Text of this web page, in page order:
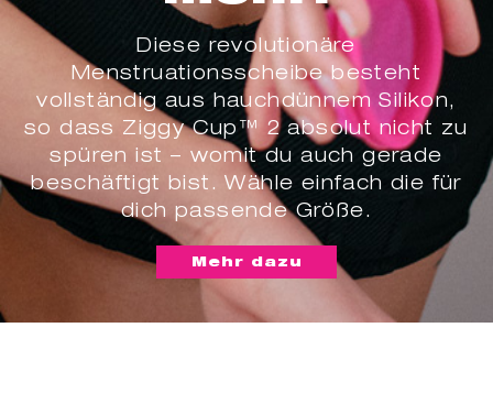
Diese revolutionäre
Menstruationsscheibe besteht
vollständig aus hauchdünnem Silikon,
so dass Ziggy Cup™ 2 absolut nicht zu
spüren ist – womit du auch gerade
beschäftigt bist. Wähle einfach die für
dich passende Größe.
Mehr dazu